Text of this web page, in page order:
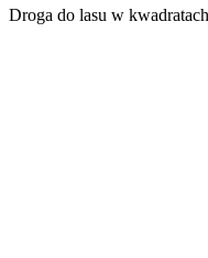
Droga do lasu w